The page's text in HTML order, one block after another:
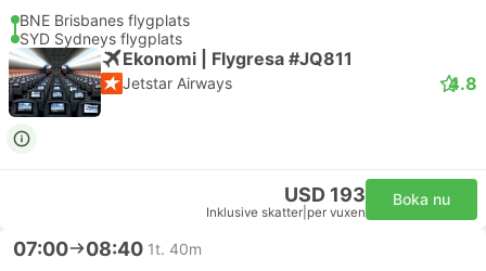
BNE Brisbanes flygplats
SYD Sydneys flygplats
Ekonomi | Flygresa #JQ811
Jetstar Airways 4.8
USD 193
Inklusive skatter per vuxen
Boka nu
07:00 08:40 1t. 40m